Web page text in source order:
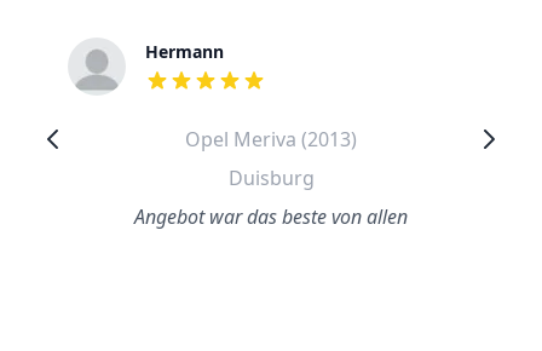
Hermann
out of 5 stars
Opel Meriva (2013)
Duisburg
Angebot war das beste von allen